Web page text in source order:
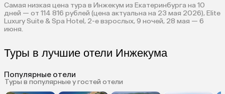
Самая низкая цена тура в Инжекум из Екатеринбурга на 10
дней — от 114 816 рублей (цена актуальна на 23 мая 2026), Elite
Luxury Suite & Spa Hotel, 2-е взрослых, 9 ночей, 28 мая — 6
июня.
Туры в лучшие отели Инжекума
Популярные отели
Туры в популярные у гостей отели